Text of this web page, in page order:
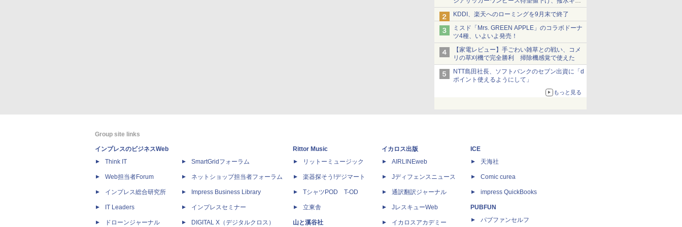
ショーツは1990円に
KDDI、楽天へのローミングを9月末で終了
ミスド「Mrs. GREEN APPLE」のコラボドーナ
ツ4種、いよいよ発売！
【家電レビュー】手ごわい雑草との戦い、コメ
リの草刈機で完全勝利 掃除機感覚で使えた
NTT島田社長、ソフトバンクのセブン出資に「d
ポイント使えるようにして」
もっと見る
Group site links
インプレスのビジネスWeb
Think IT
Web担当者Forum
インプレス総合研究所
IT Leaders
ドローンジャーナル
SmartGridフォーラム
ネットショップ担当者フォーラム
Impress Business Library
インプレスセミナー
DIGITAL X（デジタルクロス）
Rittor Music
リットーミュージック
楽器探そう!デジマート
TシャツPOD T-OD
立東舎
山と溪谷社
イカロス出版
AIRLINEweb
Jディフェンスニュース
通訳翻訳ジャーナル
JレスキューWeb
イカロスアカデミー
ICE
天海社
Comic curea
impress QuickBooks
PUBFUN
パブファンセルフ